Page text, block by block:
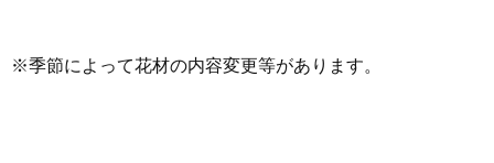
※季節によって花材の内容変更等があります。